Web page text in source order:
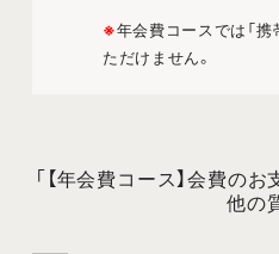
※年会費コースでは「
ただけません。
「【年会費コース】会費の
他の